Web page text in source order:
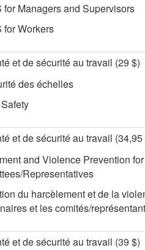
for Managers and Supervisors
for Workers
et de sécurité au travail (29 $)
des échelles
et de sécurité au travail (34,95
and Violence Prevention
Representatives
du harcèlement et de la
et les comités/
et de sécurité au travail (39 $)